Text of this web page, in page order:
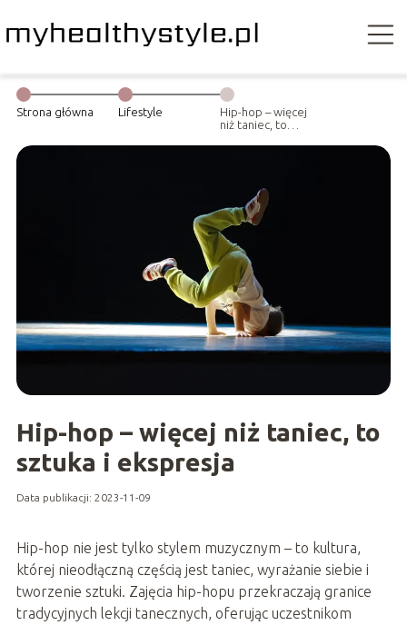
Strona główna Lifestyle
Hip-hop – więcej
niż taniec, to
Hip-hop – więcej niż taniec, to
sztuka i ekspresja
Data publikacji: 2023-11-09
Hip-hop nie jest tylko stylem muzycznym – to kultura,
której nieodłączną częścią jest taniec, wyrażanie siebie i
tworzenie sztuki. Zajęcia hip-hopu przekraczają granice
tradycyjnych lekcji tanecznych, oferując uczestnikom